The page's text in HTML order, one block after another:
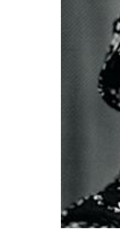
Дитяче
сина
Читайте